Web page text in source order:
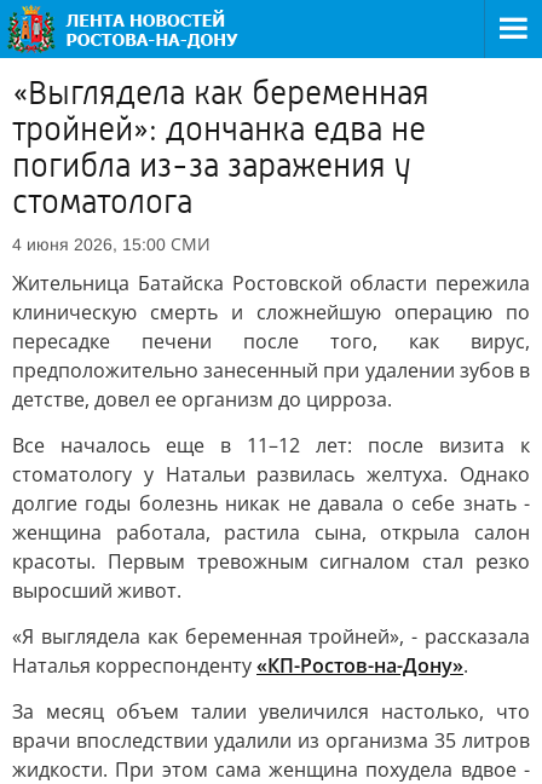
«Выглядела как беременная
тройней»: дончанка едва не
погибла из-за заражения у
стоматолога
4 июня 2026, 15:00 СМИ
Жительница Батайска Ростовской области пережила
клиническую смерть и сложнейшую операцию по
пересадке печени после того, как вирус,
предположительно занесенный при удалении зубов в
детстве, довел ее организм до цирроза.
Все началось еще в 11–12 лет: после визита к
стоматологу у Натальи развилась желтуха. Однако
долгие годы болезнь никак не давала о себе знать -
женщина работала, растила сына, открыла салон
красоты. Первым тревожным сигналом стал резко
выросший живот.
«Я выглядела как беременная тройней», - рассказала
Наталья корреспонденту«КП-Ростов-на-Дону».
За месяц объем талии увеличился настолько, что
врачи впоследствии удалили из организма 35 литров
жидкости. При этом сама женщина похудела вдвое -